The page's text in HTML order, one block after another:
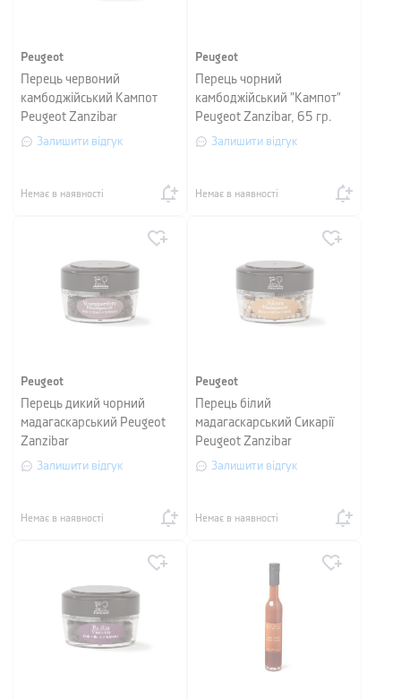
Peugeot
Перець червоний
камбоджійський Кампот
Peugeot Zanzibar
Залишити відгук
Немає в наявності
Peugeot
Перець чорний
камбоджійський "Кампот"
Peugeot Zanzibar, 65 гр.
Залишити відгук
Немає в наявності
Peugeot
Перець дикий чорний
мадагаскарський Peugeot
Zanzibar
Залишити відгук
Немає в наявності
Peugeot
Перець білий
мадагаскарський Сикарії
Peugeot Zanzibar
Залишити відгук
Немає в наявності